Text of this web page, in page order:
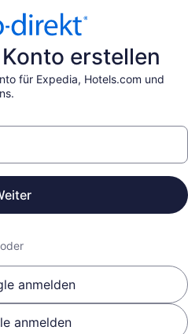
erstellen
für Expedia, Hotels.com und
oder
anmelden
anmelden